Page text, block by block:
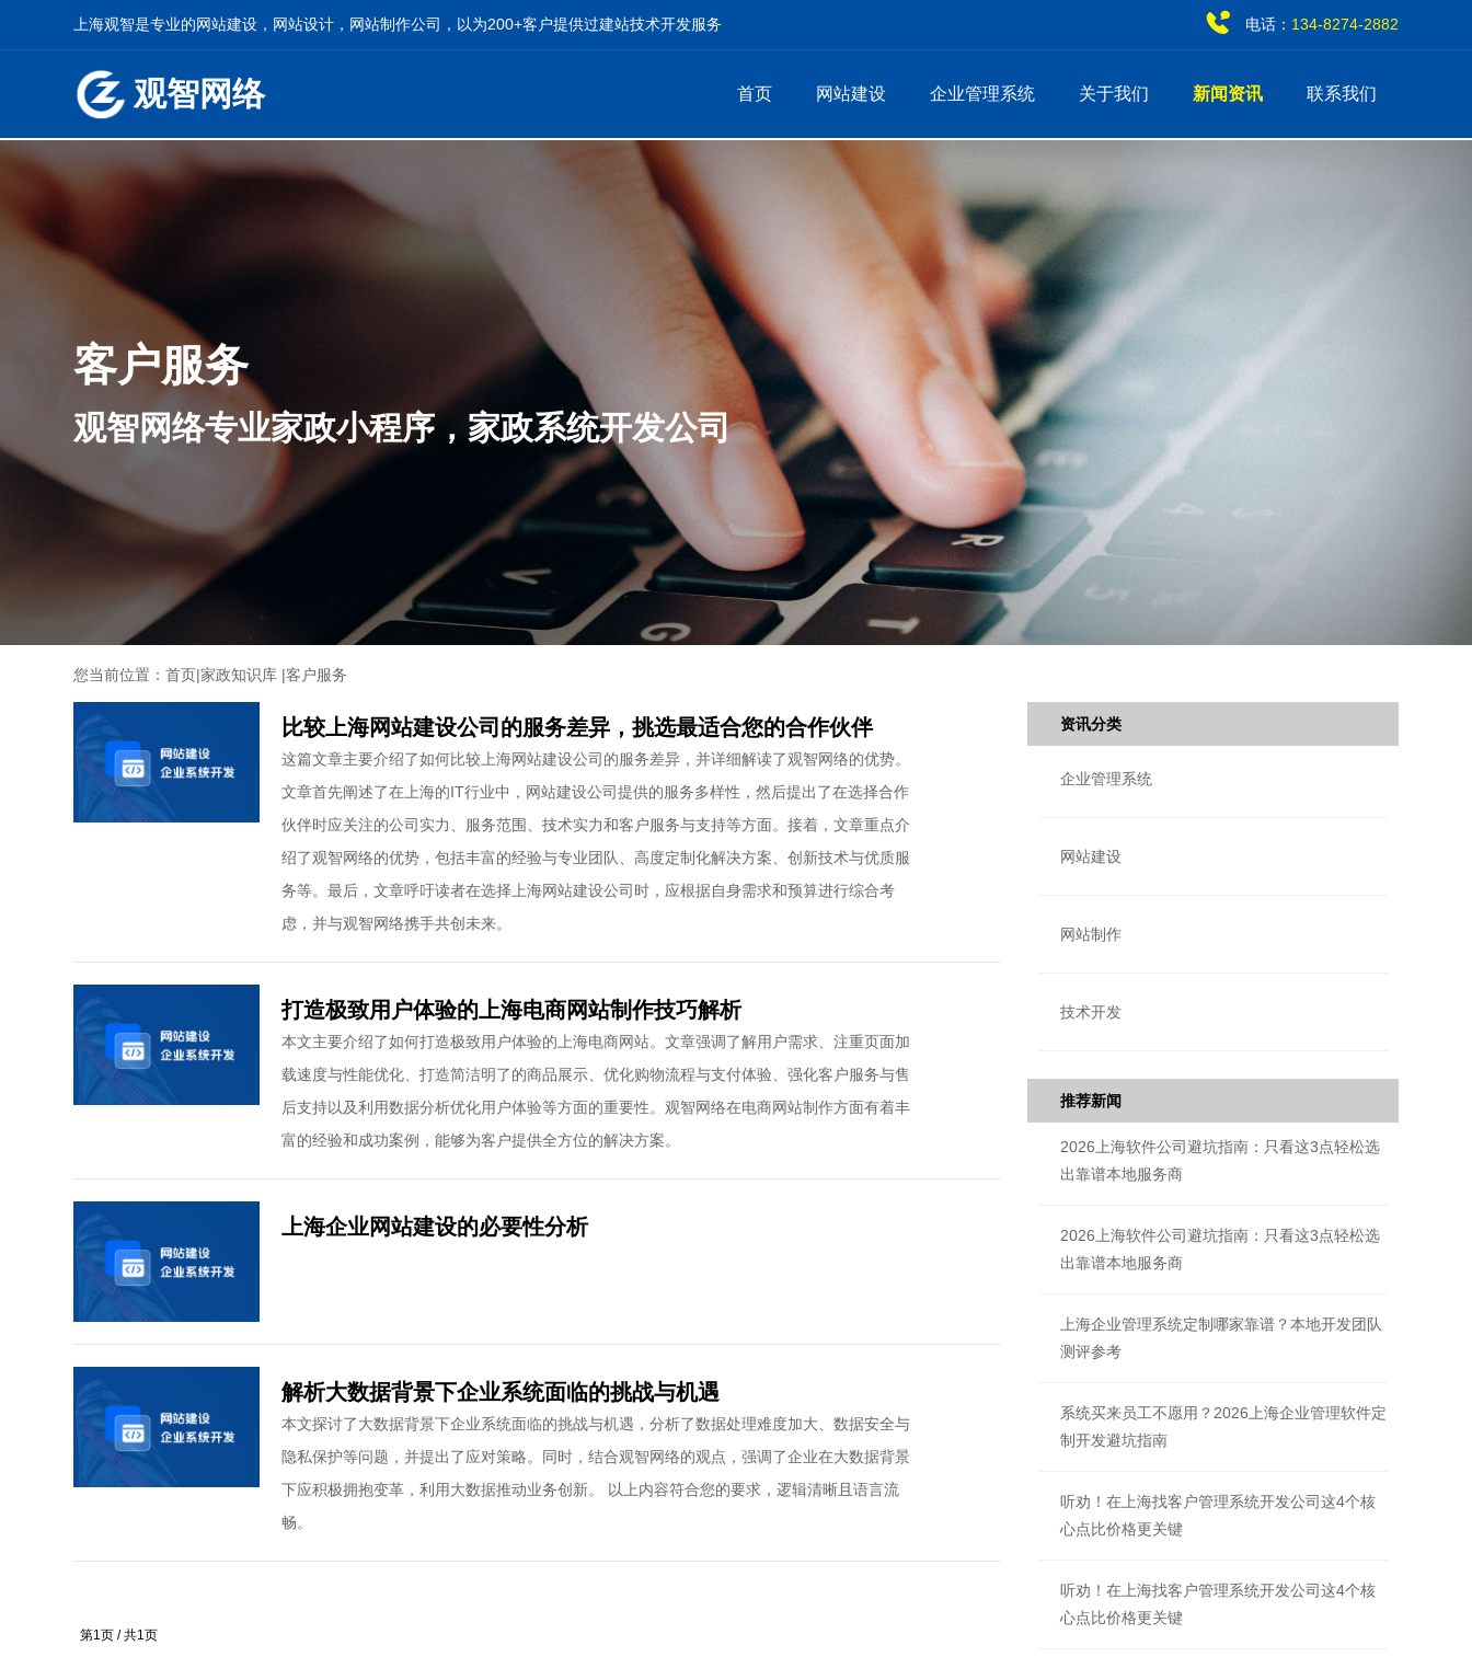
上海观智是专业的网站建设，网站设计，网站制作公司，以为200+客户提供过建站技术开发服务 134-8274-2882
电话：
观智网络 首页 网站建设 企业管理系统 关于我们 新闻资讯 联系我们
客户服务
观智网络专业家政小程序，家政系统开发公司
您当前位置：首页|家政知识库 |客户服务
比较上海网站建设公司的服务差异，挑选最适合您的合作伙伴
这篇文章主要介绍了如何比较上海网站建设公司的服务差异，并详细解读了观智网络的优势。
文章首先阐述了在上海的IT行业中，网站建设公司提供的服务多样性，然后提出了在选择合作
伙伴时应关注的公司实力、服务范围、技术实力和客户服务与支持等方面。接着，文章重点介
绍了观智网络的优势，包括丰富的经验与专业团队、高度定制化解决方案、创新技术与优质服
务等。最后，文章呼吁读者在选择上海网站建设公司时，应根据自身需求和预算进行综合考
虑，并与观智网络携手共创未来。
打造极致用户体验的上海电商网站制作技巧解析
本文主要介绍了如何打造极致用户体验的上海电商网站。文章强调了解用户需求、注重页面加
载速度与性能优化、打造简洁明了的商品展示、优化购物流程与支付体验、强化客户服务与售
后支持以及利用数据分析优化用户体验等方面的重要性。观智网络在电商网站制作方面有着丰
富的经验和成功案例，能够为客户提供全方位的解决方案。
上海企业网站建设的必要性分析
解析大数据背景下企业系统面临的挑战与机遇
本文探讨了大数据背景下企业系统面临的挑战与机遇，分析了数据处理难度加大、数据安全与
隐私保护等问题，并提出了应对策略。同时，结合观智网络的观点，强调了企业在大数据背景
下应积极拥抱变革，利用大数据推动业务创新。 以上内容符合您的要求，逻辑清晰且语言流
畅。
第1页 / 共1页
资讯分类
企业管理系统
网站建设
网站制作
技术开发
推荐新闻
2026上海软件公司避坑指南：只看这3点轻松选
出靠谱本地服务商
2026上海软件公司避坑指南：只看这3点轻松选
出靠谱本地服务商
上海企业管理系统定制哪家靠谱？本地开发团队
测评参考
系统买来员工不愿用？2026上海企业管理软件定
制开发避坑指南
听劝！在上海找客户管理系统开发公司这4个核
心点比价格更关键
听劝！在上海找客户管理系统开发公司这4个核
心点比价格更关键